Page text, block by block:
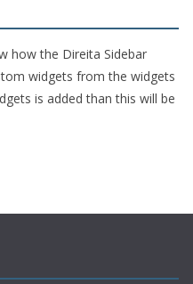
how the Direita Sidebar
widgets from the widgets
is added than this will be